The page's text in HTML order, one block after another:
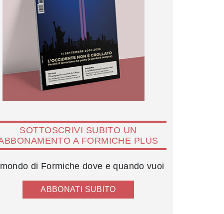
SOTTOSCRIVI SUBITO UN
A FORMICHE PLUS
di Formiche dove e quando vuoi
ABBONATI SUBITO